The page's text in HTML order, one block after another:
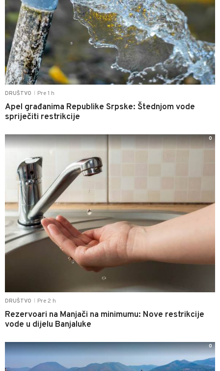
DRUŠTVO Pre 1 h
Apel građanima Republike Srpske: Štednjom vode
spriječiti restrikcije
DRUŠTVO Pre 2 h
Rezervoari na Manjači na minimumu: Nove restrikcije
vode u dijelu Banjaluke
0
0